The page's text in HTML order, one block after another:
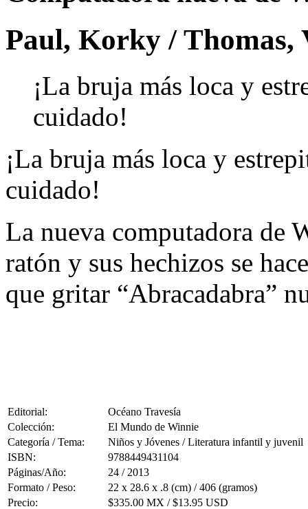
Paul, Korky / Thomas,
¡La bruja más loca y
cuidado!
¡La bruja más loca y
cuidado!
La nueva computadora de
ratón y sus hechizos se
que gritar “Abracadabra”
Editorial:
Océano Travesía
Colección:
El Mundo de Winnie
Categoría / Tema:
Niños y Jóvenes / Literatura infantil y juvenil
ISBN:
9788449431104
Páginas/Año:
24 / 2013
Formato / Peso:
22 x 28.6 x .8 (cm) / 406 (gramos)
Precio:
$335.00 MX / $13.95 USD